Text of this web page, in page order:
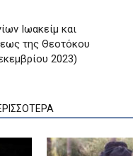
Ιωακείμ και
της Θεοτόκου
2023)